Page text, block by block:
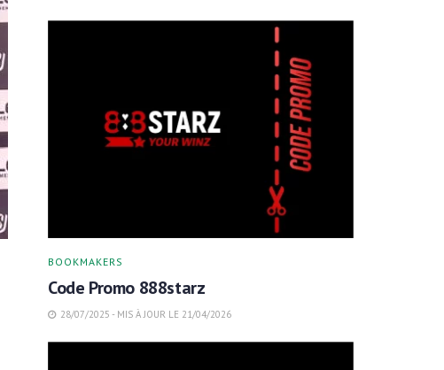
BOOKMAKERS
Code Promo 888starz
28/07/2025 - MIS À JOUR LE 21/04/2026